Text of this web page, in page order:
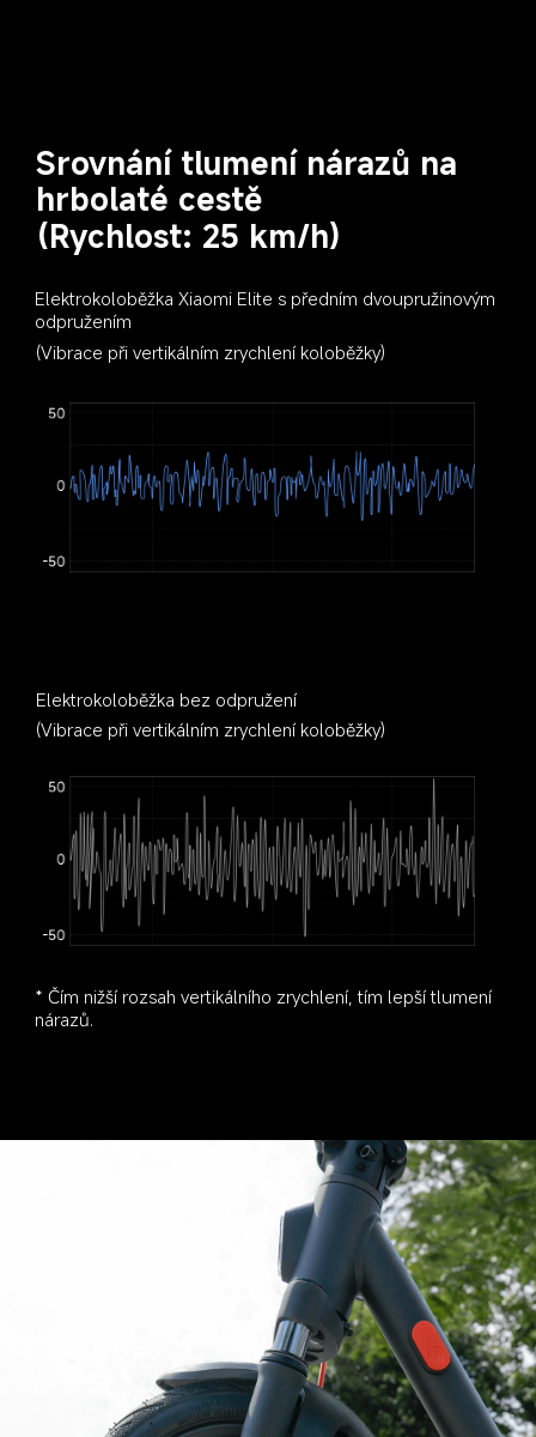
Srovnání tlumení nárazů na
hrbolaté cestě
(Rychlost: 25 km/h)
Elektrokoloběžka Xiaomi Elite s předním dvoupružinovým
odpružením
(Vibrace při vertikálním zrychlení koloběžky)
Elektrokoloběžka bez odpružení
(Vibrace při vertikálním zrychlení koloběžky)
* Čím nižší rozsah vertikálního zrychlení, tím lepší tlumení
nárazů.